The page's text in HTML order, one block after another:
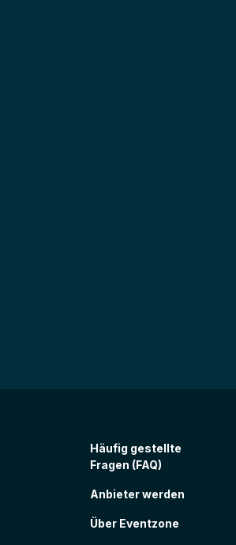
Häufig gestellte
Fragen (FAQ)
Anbieter werden
Über Eventzone